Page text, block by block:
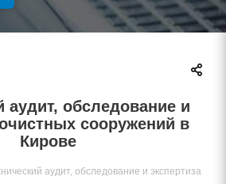
аудит, обследование и
сооружений в
Кирове
аудит, обследование и экспертиза